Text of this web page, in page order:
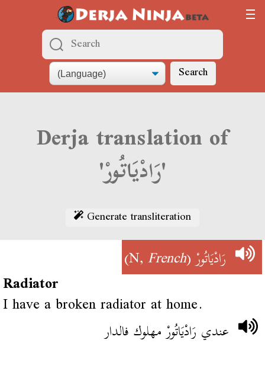
Search
Derja translation of
'رَادْيَاتُورْ'
Generate transliteration
رَادْيَاتُورْ(N,
French
)
Radiator
I have a broken radiator at home.
عندي رَادْيَاتُورْ مهلوك فالدار